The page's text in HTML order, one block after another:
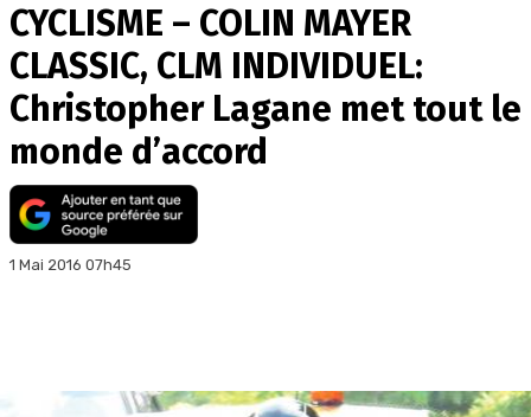
CYCLISME – COLIN MAYER
CLASSIC, CLM INDIVIDUEL:
Christopher Lagane met tout le
monde d’accord
1 Mai 2016 07h45